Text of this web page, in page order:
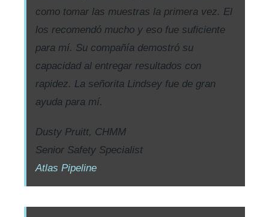
como tomar las muestras la primera vez. El
los recomendó mucho y eso fue suficiente
para mí. Su compañía demostró su
capacidad al entregar resultados con
rapidez. La señorita Lindsey fue de gran
ayuda para mí.
Dusty Pruitt, CHMM
Senior Safety Specialist
Atlas Pipeline